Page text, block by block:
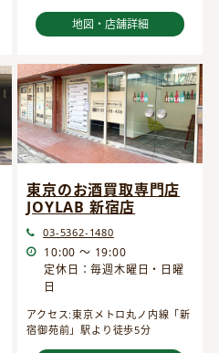
地図・店舗詳細
東京のお酒買取専門店
JOYLAB 新宿店
03-5362-1480
10:00 ～ 19:00
定休日：毎週木曜日・日曜
日
アクセス:東京メトロ丸ノ内線「新
宿御苑前」駅より徒歩5分